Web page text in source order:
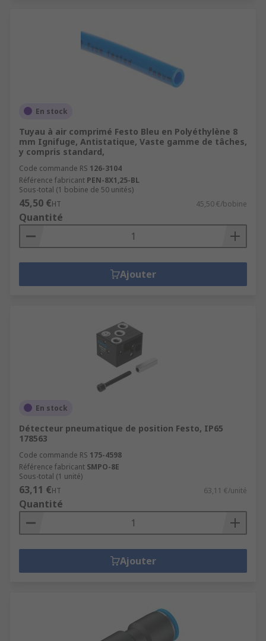
En stock
Tuyau à air comprimé Festo Bleu en Polyéthylène 8
mm Ignifuge, Antistatique, Vaste gamme de tâches,
y compris standard,
Code commande RS 126-3104
Référence fabricant PEN-8X1,25-BL
Sous-total (1 bobine de 50 unités)
45,50 €HT 45,50 €/bobine
Quantité
Ajouter
En stock
Détecteur pneumatique de position Festo, IP65
178563
Code commande RS 175-4598
Référence fabricant SMPO-8E
Sous-total (1 unité)
63,11 €HT 63,11 €/unité
Quantité
Ajouter